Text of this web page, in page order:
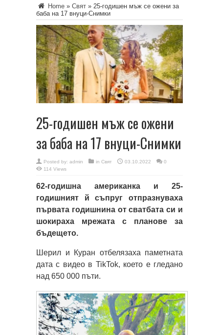
Home » Свят » 25-годишен мъж се ожени за
баба на 17 внуци-Снимки
25-годишен мъж се ожени
за баба на 17 внуци-Снимки
Posted by: admin in Свят 03.10.2022
0
114 Views
62-годишна американка и 25-
годишният й съпруг отпразнуваха
първата годишнина от сватбата си и
шокираха мрежата с планове за
бъдещето.
Шерил и Куран отбелязаха паметната
дата с видео в TikTok, което е гледано
над 650 000 пъти.